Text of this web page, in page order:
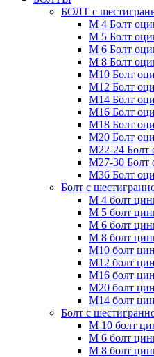
БОЛТ с
М 4 Болт
М 5 Болт
М 6 Болт
М 8 Болт
М10 Болт
М12 Болт
М14 Болт
М16 Болт
М18 Болт
М20 Болт
М22-24 Болт
М27-30 Болт
М36 Болт
Болт с
М 4 болт
М 5 болт
М 6 болт
М 8 болт
М10 болт
М12 болт
М16 болт
М20 болт
М14 болт
Болт с
М 10 болт
М 6 болт
М 8 болт